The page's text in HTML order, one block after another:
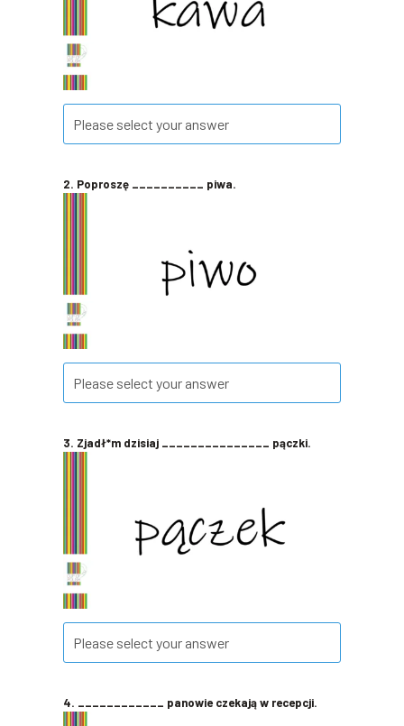
2. Poproszę __________ piwa.
3. Zjadł*m dzisiaj _______________ pączki.
4. ____________ panowie czekają w recepcji.